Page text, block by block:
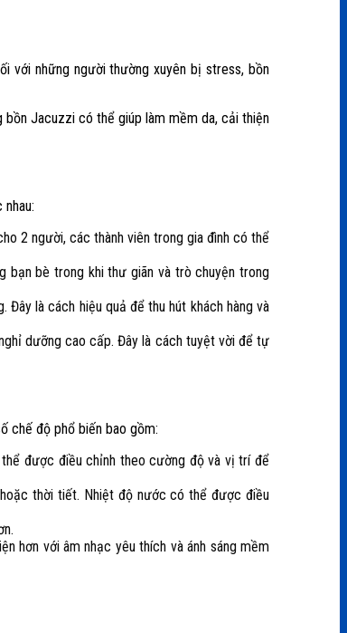
với những người thường xuyên bị stress, bồn
Jacuzzi có thể giúp làm mềm da, cải thiện
2 người, các thành viên trong gia đình có thể
bạn bè trong khi thư giãn và trò chuyện trong
là cách hiệu quả để thu hút khách hàng và
dưỡng cao cấp. Đây là cách tuyệt vời để tự
chế độ phổ biến bao gồm:
được điều chỉnh theo cường độ và vị trí để
thời tiết. Nhiệt độ nước có thể được điều
hơn với âm nhạc yêu thích và ánh sáng mềm